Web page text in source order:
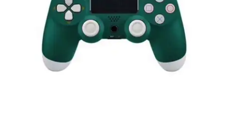
Conditions d’Utilisation
Contactez-Nous